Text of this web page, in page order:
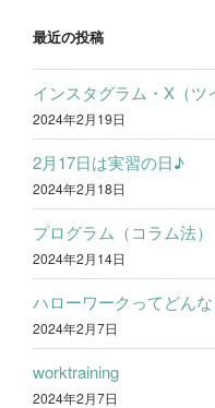
ー
シ
ョ
ン
最近の投稿
インスタグラム・X（ツ
2024年2月19日
2月17日は実習の日♪
2024年2月18日
プログラム（コラム法）
2024年2月14日
ハローワークってどんな
2024年2月7日
worktraining
2024年2月7日